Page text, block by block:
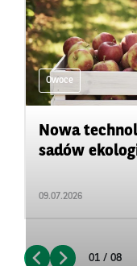
Owoce
Nowa
sadów
09.07.2026
01 / 08